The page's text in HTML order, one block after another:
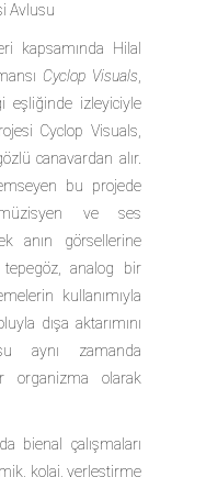
Avlusu
kapsamında Hilal
Cyclop Visuals,
eşliğinde izleyiciyle
Cyclop Visuals,
canavardan alır.
bu projede
ve ses
anın görsellerine
tepegöz, analog bir
kullanımıyla
dışa aktarımını
aynı zamanda
organizma olarak
bienal çalışmaları
kolaj, yerleştirme